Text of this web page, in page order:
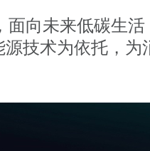
面向未来低碳生
源技术为依托，